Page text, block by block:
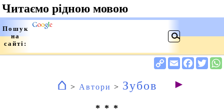
⌂ > Автори > Зубов ►
* * *